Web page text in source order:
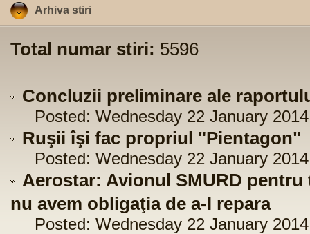
Arhiva stiri
Total numar stiri: 5596
Concluzii preliminare ale
Posted: Wednesday 22 January
Ruşii îşi fac propriul "Pientagon"
Posted: Wednesday 22 January
Aerostar: Avionul SMURD
nu avem obligaţia de a-l repara
Posted: Wednesday 22 January